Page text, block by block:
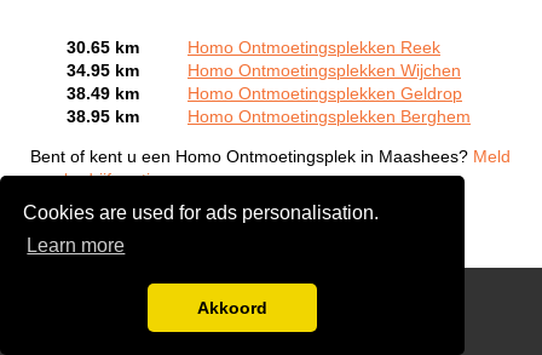
Cookies are used for ads personalisation.
Learn more
Akkoord
30.65 km
Homo Ontmoetingsplekken Reek
34.95 km
Homo Ontmoetingsplekken Wijchen
38.49 km
Homo Ontmoetingsplekken Geldrop
38.95 km
Homo Ontmoetingsplekken Berghem
Bent of kent u een Homo Ontmoetingsplek in Maashees? Meld
een bedrijf gratis aan